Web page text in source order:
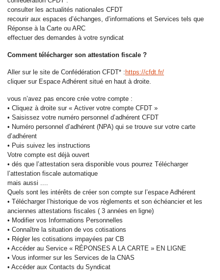
consulter les actualités nationales CFDT
recourir aux espaces d’échanges, d’informations et Services tels que
Réponse à la Carte ou ARC
effectuer des demandes à votre syndicat
Comment télécharger son attestation fiscale ?
Aller sur le site de Confédération CFDT* : https://cfdt.fr/
cliquer sur Espace Adhérent situé en haut à droite.
vous n’avez pas encore crée votre compte :
• Cliquez à droite sur « Activer votre compte CFDT »
• Saisissez votre numéro personnel d’adhérent CFDT
• Numéro personnel d’adhérent (NPA) qui se trouve sur votre carte
d’adhérent
• Puis suivez les instructions
Votre compte est déjà ouvert
• dés que l’attestation sera disponible vous pourrez Télécharger
l’attestation fiscale automatique
mais aussi ....
Quels sont les intérêts de créer son compte sur l’espace Adhérent
• Télécharger l’historique de vos règlements et son échéancier et les
anciennes attestations fiscales ( 3 années en ligne)
• Modifier vos Informations Personnelles
• Connaître la situation de vos cotisations
• Régler les cotisations impayées par CB
• Accéder au Service « RÉPONSES A LA CARTE » EN LIGNE
• Vous informer sur les Services de la CNAS
• Accéder aux Contacts du Syndicat